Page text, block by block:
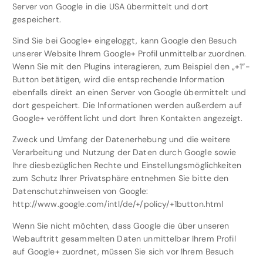
Server von Google in die USA übermittelt und dort
gespeichert.
Sind Sie bei Google+ eingeloggt, kann Google den Besuch
unserer Website Ihrem Google+ Profil unmittelbar zuordnen.
Wenn Sie mit den Plugins interagieren, zum Beispiel den „+1“-
Button betätigen, wird die entsprechende Information
ebenfalls direkt an einen Server von Google übermittelt und
dort gespeichert. Die Informationen werden außerdem auf
Google+ veröffentlicht und dort Ihren Kontakten angezeigt.
Zweck und Umfang der Datenerhebung und die weitere
Verarbeitung und Nutzung der Daten durch Google sowie
Ihre diesbezüglichen Rechte und Einstellungsmöglichkeiten
zum Schutz Ihrer Privatsphäre entnehmen Sie bitte den
Datenschutzhinweisen von Google:
http://www.google.com/intl/de/+/policy/+1button.html
Wenn Sie nicht möchten, dass Google die über unseren
Webauftritt gesammelten Daten unmittelbar Ihrem Profil
auf Google+ zuordnet, müssen Sie sich vor Ihrem Besuch